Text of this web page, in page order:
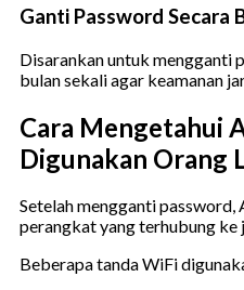
Ganti Password Secara
Disarankan untuk mengganti
bulan sekali agar keamanan
Cara Mengetahui
Digunakan Orang
Setelah mengganti password,
perangkat yang terhubung ke
Beberapa tanda WiFi